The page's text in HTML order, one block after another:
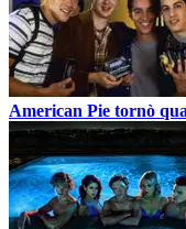
American Pie tornò